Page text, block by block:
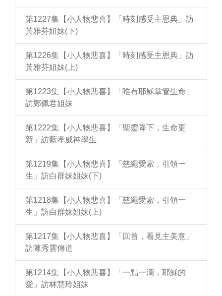
第1227集【小人物悲喜】「時刻感受主恩典」訪
黃雅芬姐妹(下)
第1226集【小人物悲喜】「時刻感受主恩典」訪
黃雅芬姐妹(上)
第1223集【小人物悲喜】「唯有耶穌掌管生命」
訪鄭佩君姐妹
第1222集【小人物悲喜】「聖靈降下，生命更
新」訪藍孝威神學生
第1219集【小人物悲喜】「慈繩愛索，引領一
生」訪白群妹姐妹(下)
第1218集【小人物悲喜】「慈繩愛索，引領一
生」訪白群妹姐妹(上)
第1217集【小人物悲喜】「回首，看見主美意」
訪陳秀雲傳道
第1214集【小人物悲喜】「一點一滴，耶穌的
愛」訪林慧玲姐妹